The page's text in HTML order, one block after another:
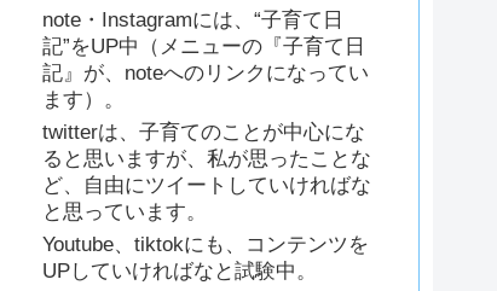
note・Instagramには、“子育て日
記”をUP中（メニューの『子育て日
記』が、noteへのリンクになってい
ます）。
twitterは、子育てのことが中心にな
ると思いますが、私が思ったことな
ど、自由にツイートしていければな
と思っています。
Youtube、tiktokにも、コンテンツを
UPしていければなと試験中。